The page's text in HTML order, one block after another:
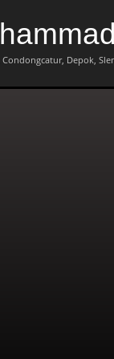
Condongcatur, Depok,